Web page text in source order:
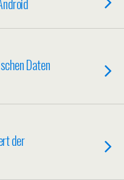
Daten
der